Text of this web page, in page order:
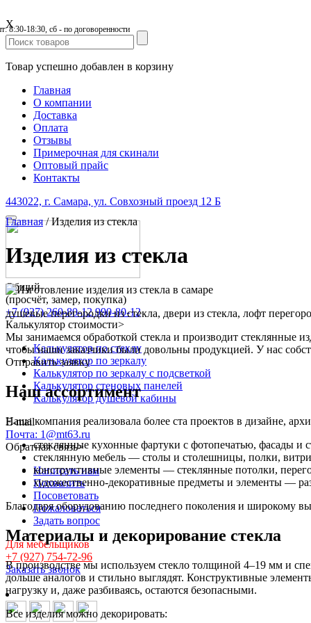
X
Товар успешно добавлен в корзину
Главная
О компании
Доставка
Оплата
Отзывы
Примерочная для скинали
Оптовый прайс
Контакты
443022, г. Самара, ул. Совхозный проезд 12 Б
Общий
(просчёт, замер, покупка)
+7 (927) 260-80-12990-80-12
8:30-18:30, сб - по договоренности
Калькулятор стоимости>
Калькулятор по стеклу
Калькулятор по зеркалу
Калькулятор по зеркалу с подсветкой
Калькулятор стеновых панелей
Калькулятор душевой кабины
E-mail
Почта: 1@mt63.ru
Обратная связь>
Написать нам
Похвалить
Посоветовать
Пожаловаться
Задать вопрос
Для мебельщиков
+7 (927) 754-72-96
Заказать звонок
Главная/Изделия из стекла
Изделия из стекла
душевые перегородки из стекла, двери из стекла, лофт
Мы занимаемся обработкой стекла и производит стеклянные
чтобы наши заказчики были довольны продукцией. У нас
Отправить заявку
Наш ассортимент
Наша компания реализовала более ста проектов в дизайне,
стеклянные кухонные фартуки с фотопечатью, фасады и
стеклянную мебель — столы и столешницы, полки,
конструктивные элементы — стеклянные потолки,
художественно-декоративные предметы и элементы —
Благодаря оборудованию последнего поколения и широкому
Материалы и декорирование стекла
В производстве мы используем стекло толщиной 4–19 мм и
дольше аналогов и стильно выглядят. Конструктивные
нагрузку и, даже разбиваясь, остаются безопасными.
Все изделия можно декорировать: